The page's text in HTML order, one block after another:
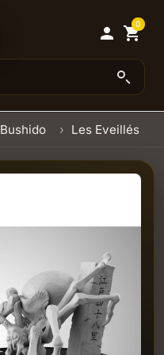
 shopping_cart
0
Bushido Les Eveillés